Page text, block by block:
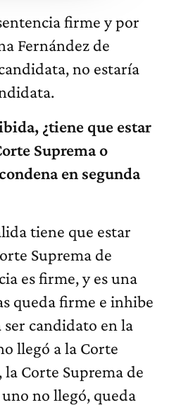
firme y por
Fernández de
no estaría
¿tiene que estar
Suprema o
en segunda
tiene que estar
Suprema de
es firme, y es una
queda firme e inhibe
candidato en la
llegó a la Corte
la Corte Suprema de
no llegó, queda